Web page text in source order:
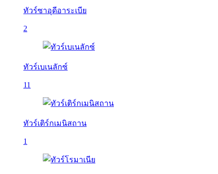
ทัวร์ซาอุดีอาระเบีย
2
ทัวร์เบเนลักซ์
11
ทัวร์เติร์กเมนิสถาน
1